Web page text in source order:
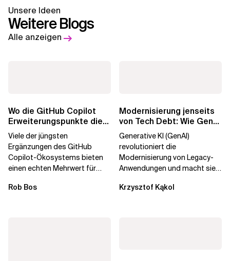
Unsere Ideen
Weitere Blogs
Alle anzeigen
Wo die GitHub Copilot
Erweiterungspunkte die
Governance brechen
Viele der jüngsten
Ergänzungen des GitHub
Copilot-Ökosystems bieten
einen echten Mehrwert für
aber auch die...
Rob Bos
Modernisierung jenseits
von Tech Debt: Wie GenAI
die
Generative KI (GenAI)
revolutioniert die
Modernisierung von Legacy-
Anwendungen und macht sie
Durch die Automatisierung...
Krzysztof Kąkol